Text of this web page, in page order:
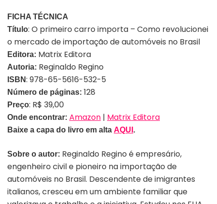
FICHA TÉCNICA
Título: O primeiro carro importa – Como revolucionei
o mercado de importação de automóveis no Brasil
Editora: Matrix Editora
Autoria: Reginaldo Regino
ISBN: 978-65-5616-532-5
Número de páginas: 128
Preço: R$ 39,00
Onde encontrar: Amazon | Matrix Editora
Baixe a capa do livro em alta AQUI .
Sobre o autor: Reginaldo Regino é empresário,
engenheiro civil e pioneiro na importação de
automóveis no Brasil. Descendente de imigrantes
italianos, cresceu em um ambiente familiar que